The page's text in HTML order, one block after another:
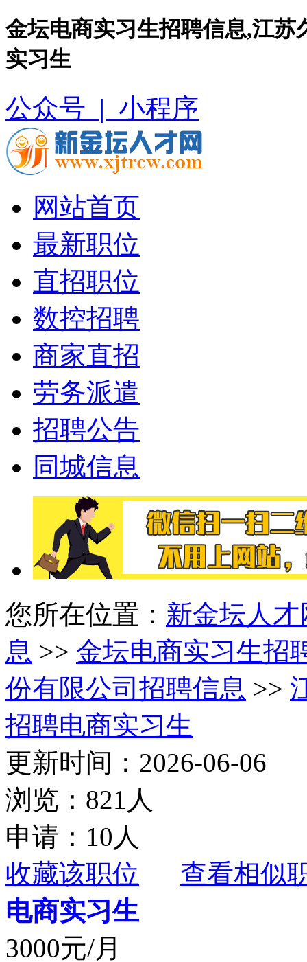
金坛电商实习生招聘信息,江
实习生
公众号 | 小程序
网站首页
最新职位
直招职位
数控招聘
商家直招
劳务派遣
招聘公告
同城信息
您所在位置： 新金坛人才
息 >> 金坛电商实习生招
份有限公司招聘信息 >>
招聘电商实习生
更新时间：2026-06-06
浏览：821人
申请：10人
收藏该职位
查看相似
电商实习生
3000元/月